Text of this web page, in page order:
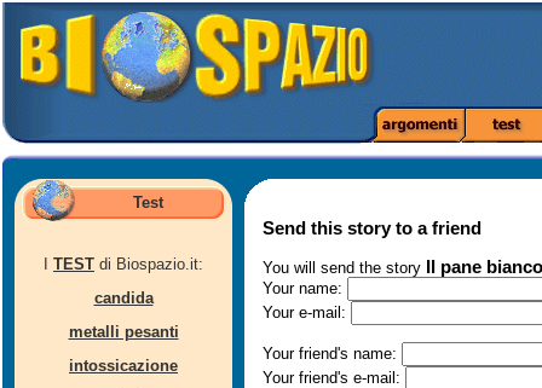
Test
TEST di Biospazio.it:
candida
metalli pesanti
intossicazione
Send this story to a friend
You will send the story Il pane
Your name:
Your e-mail:
Your friend's name:
Your friend's e-mail: